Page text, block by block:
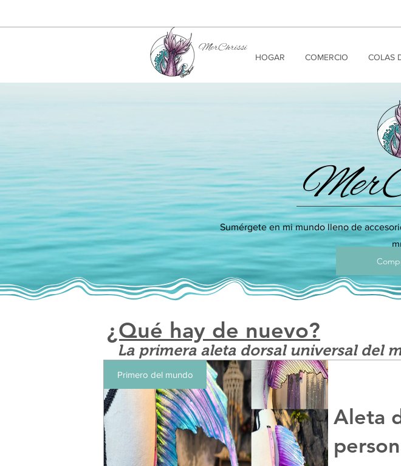
MerChrissi
HOGAR COMERCIO COLAS
Sumérgete en mi mundo lleno de
¿Qué hay de nuevo?
Primero del mundo
Aleta
La primera aleta dorsal universal del